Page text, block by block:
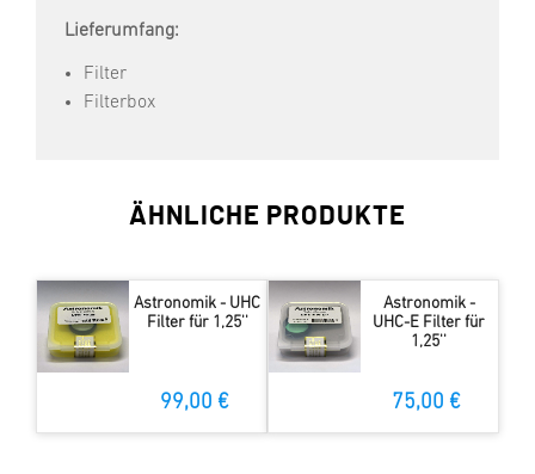
Lieferumfang:
Filter
Filterbox
ÄHNLICHE PRODUKTE
Astronomik - UHC
Filter für 1,25''
99,00 €
Astronomik -
UHC-E Filter für
1,25''
75,00 €